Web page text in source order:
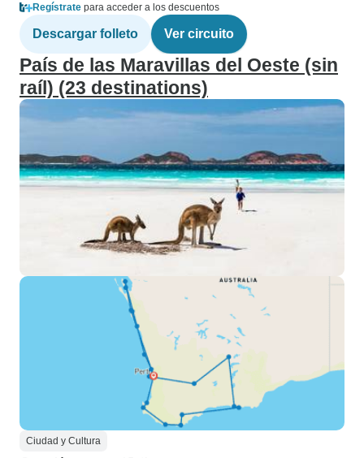
Regístrate para acceder a los descuentos
Descargar folleto Ver circuito
País de las Maravillas del Oeste (sin
raíl) (23 destinations)
Ciudad y Cultura